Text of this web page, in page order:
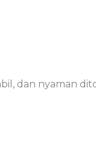
dan nyaman